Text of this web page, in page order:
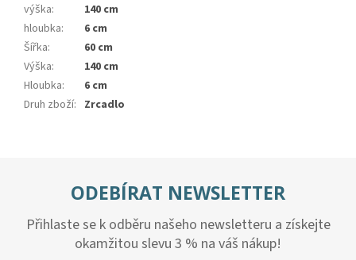
výška:
140 cm
hloubka:
6 cm
Šířka:
60 cm
Výška:
140 cm
Hloubka:
6 cm
Druh zboží: Zrcadlo
ODEBÍRAT NEWSLETTER
Přihlaste se k odběru našeho newsletteru a získejte
okamžitou slevu 3 % na váš nákup!